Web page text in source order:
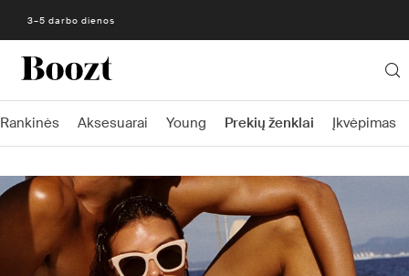
3–5 darbo dienos
Rankinės Aksesuarai Young Prekių ženklai Įkvėpimas